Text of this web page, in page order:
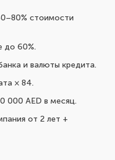
стоимости
до 60%.
и валюты кредита.
× 84.
000 AED в месяц.
от 2 лет +